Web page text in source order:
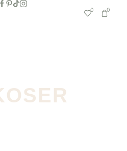
0 0